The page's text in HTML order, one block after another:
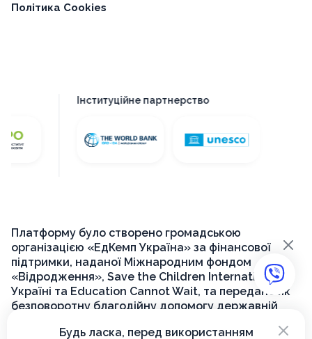
Політика Cookies
Інституційне партнерство
Платформу було створено громадською
організацією «ЕдКемп Україна» за фінансової
підтримки, наданої Міжнародним фондом
«Відродження», Save the Children International в
Україні та Education Cannot Wait, та передано як
безповоротну благодійну допомогу державній
для її подальшого функціонування на державному
×
Будь ласка, перед використанням ×